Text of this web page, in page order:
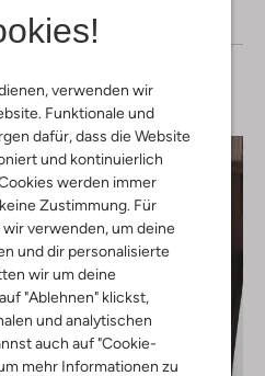
verwenden wir
Funktionale und
dafür, dass die Website
und kontinuierlich
werden immer
Zustimmung. Für
verwenden, um deine
und dir personalisierte
wir um deine
"Ablehnen" klickst,
und analytischen
auch auf "Cookie-
mehr Informationen zu
Look